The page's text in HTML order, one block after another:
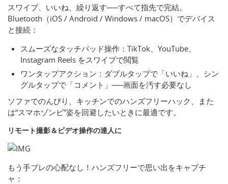
スワイプ、いいね、繰り返す──すべて指先で完結。
Bluetooth（iOS / Android / Windows / macOS）でデバイス
と接続：
スムーズなタッチパッド操作：TikTok、YouTube、
Instagram Reels をスワイプで閲覧
ワンタップアクション：ダブルタップで「いいね」、シン
グルタップで「コメント」──画面を汚す必要なし
ソファでのんびり、キッチンでのハンズフリーハック、また
は“スマホゾンビ”姿を回避したいときに最適です。
リモート撮影＆ビデオ操作の達人に
もう手ブレの心配なし！ハンズフリーで思い出をキャプチ
ャ：